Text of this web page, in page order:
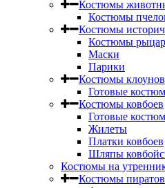
Костюмы
Костюмы
Костюмы
Костюмы
Маски
Парики
Костюмы клоунов
Готовые
Костюмы ковбоев
Готовые
Жилеты
Платки ковбоев
Шляпы
Костюмы на
Костюмы